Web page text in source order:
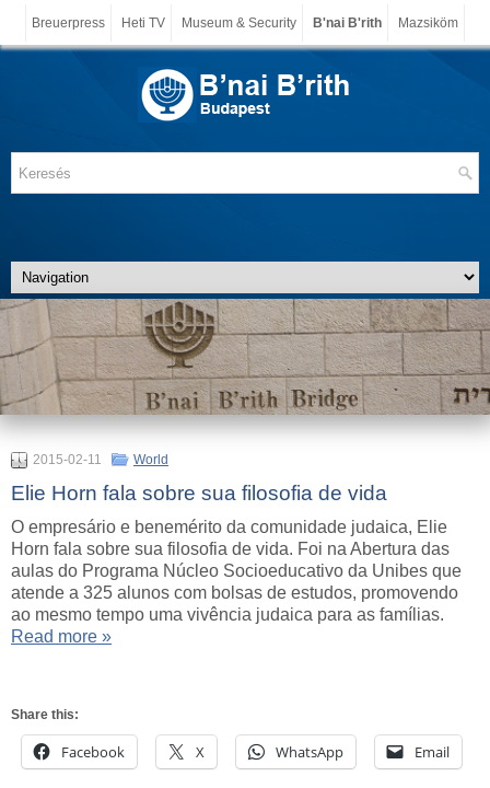
Breuerpress Heti TV Museum & Security B'nai B'rith Mazsiköm
2015-02-11 World
Elie Horn fala sobre sua filosofia de vida
O empresário e benemérito da comunidade judaica, Elie
Horn fala sobre sua filosofia de vida. Foi na Abertura das
aulas do Programa Núcleo Socioeducativo da Unibes que
atende a 325 alunos com bolsas de estudos, promovendo
ao mesmo tempo uma vivência judaica para as famílias.
Read more »
Share this:
Facebook X WhatsApp Email